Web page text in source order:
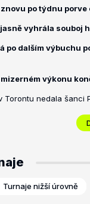
po týdnu porve
vyhrála souboj
po dalším výbuchu
mizerném výkonu
Torontu nedala šanci
Turnaje nižší úrovně